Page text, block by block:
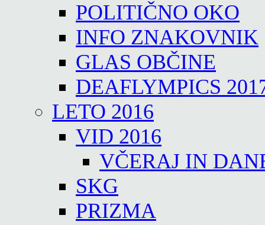
POLITIČNO OKO
INFO ZNAKOVNIK
GLAS OBČINE
DEAFLYMPICS
LETO 2016
VID 2016
VČERAJ IN
SKG
PRIZMA